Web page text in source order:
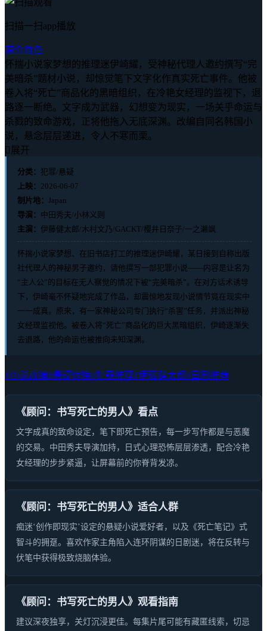
扫描一扫app播放
简介角色
怀揣小说家梦想的推理迷伊崎耀，受神秘代理人邀约撰写“完
美暗杀”题材小说，却惊觉笔下文字化作真实死亡事件。他被
卷入将“死亡”商品化的黑暗组织，在冷艳女经理的监视下，退
路逐一断绝。文字成为武器，幻想变为现实，一场关乎命运与
杀戮的致命游戏，正将他拖入无底深渊。改编自同名韩国小
说，悬念层层递进，令人不寒而栗。
 展开
分类： 犯罪/悬疑
上映： 2026-06-07
制片地： Japan
导演： 中田秀夫/小林义则
主演： 伊藤健太郎/木村文乃/GACKT/樱井日奈子/一之濑飒
怀揣小说家梦想、在旧书店打工的推理迷伊崎耀，某日接到自称出版
社代理人的神秘男子邀约，请他撰写一部犯罪小说——内容是让名为
“主人公”的目标在无人察觉的情况下被“完美暗杀”。在对方话术诱导
下，伊崎毫不怀疑地完成了作品，却震惊地发现小说情节竟在现实中
一一成真。原来，有一家神秘公司专门执行“杀害”任务，并派出神秘
女经理监视他。被卷入将“死亡”商品化的巨大黑暗组织，伊崎逐渐失
去退路，他的命运也被推向未知深渊。
#小说改编#悬疑惊悚#犯罪推理#伊藤健太郎#日剧推荐
《顾问：书写死亡的男人》看点
文字成真的致命设定，笔下即死亡预告，每一步写作都是与恶魔
的交易。中田秀夫导演加持，日式心理恐怖层层渗透，配合冷艳
女经理的步步紧逼，让屏幕前的你脊背发凉。
《顾问：书写死亡的男人》适合人群
痴迷‘创作即现实’设定的悬疑小说爱好者，以及《死亡笔记》式
智斗的拥趸。喜欢作家主角陷入连环阴谋的日剧迷，将在反转与
伏笔中获得极致烧脑体验。
《顾问：书写死亡的男人》观看指南
建议深夜独享，关灯沉浸更佳。每集片尾可能有藏匿线索，切忌